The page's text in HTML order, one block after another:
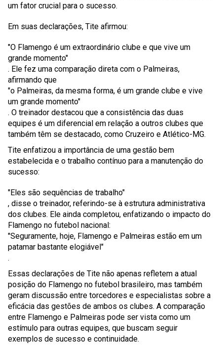
um fator crucial para o sucesso.
Em suas declarações, Tite afirmou:
"O Flamengo é um extraordinário clube e que vive um
grande momento"
. Ele fez uma comparação direta com o Palmeiras,
afirmando que
"o Palmeiras, da mesma forma, é um grande clube e vive
um grande momento"
. O treinador destacou que a consistência das duas
equipes é um diferencial em relação a outros clubes que
também têm se destacado, como Cruzeiro e Atlético-MG.
Tite enfatizou a importância de uma gestão bem
estabelecida e o trabalho contínuo para a manutenção do
sucesso:
"Eles são sequências de trabalho"
, disse o treinador, referindo-se à estrutura administrativa
dos clubes. Ele ainda completou, enfatizando o impacto do
Flamengo no futebol nacional:
"Seguramente, hoje, Flamengo e Palmeiras estão em um
patamar bastante elogiável"
.
Essas declarações de Tite não apenas refletem a atual
posição do Flamengo no futebol brasileiro, mas também
geram discussão entre torcedores e especialistas sobre a
eficácia das gestões de ambos os clubes. A comparação
entre Flamengo e Palmeiras pode ser vista como um
estímulo para outras equipes, que buscam seguir
exemplos de sucesso e continuidade.